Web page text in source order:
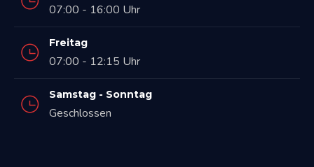
07:00 - 16:00 Uhr
Freitag
07:00 - 12:15 Uhr
Samstag - Sonntag
Geschlossen